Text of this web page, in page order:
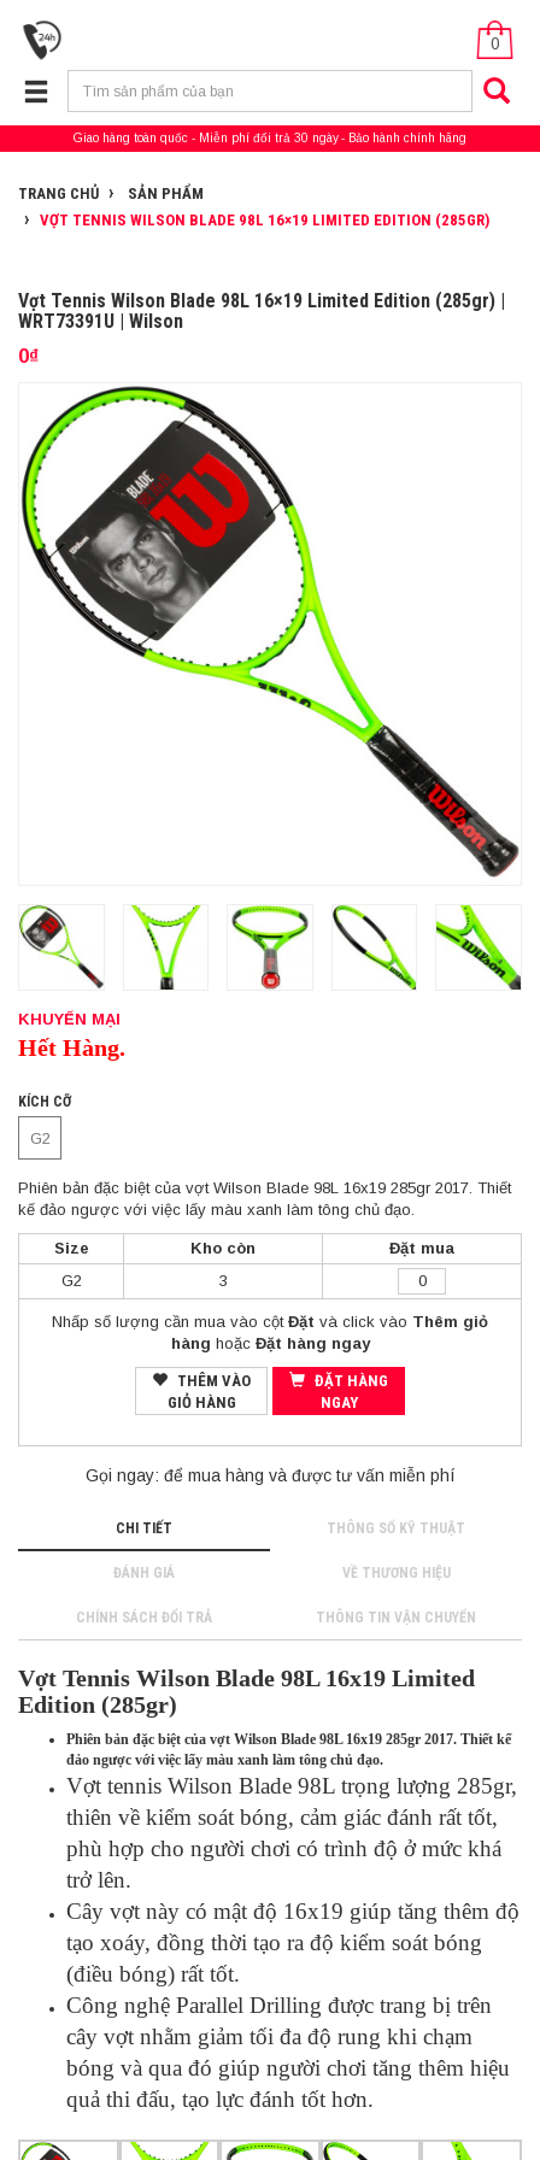
0
Giao hàng toàn quốc Miễn phí đổi trả 30 ngày Bảo hành chính hãng
TRANG CHỦ
SẢN PHẨM
VỢT TENNIS WILSON BLADE 98L 16×19 LIMITED EDITION (285GR)
Vợt Tennis Wilson Blade 98L 16×19 Limited Edition (285gr) |
WRT73391U | Wilson
0₫
KHUYẾN MẠI
Hết Hàng.
KÍCH CỠ
G2
Phiên bản đặc biệt của vợt Wilson Blade 98L 16x19 285gr 2017. Thiết
kế đảo ngược với việc lấy màu xanh làm tông chủ đạo.
Size Kho còn
Đặt mua
G2
3
Nhấp số lượng cần mua vào cột Đặt và click vào Thêm giỏ
hàng hoặc Đặt hàng ngay
GIỎ HÀNG
NGAY
Gọi ngay: để mua hàng và được tư vấn miễn phí
CHI TIẾT THÔNG SỐ KỸ THUẬT
ĐÁNH GIÁ VỀ THƯƠNG HIỆU
CHÍNH SÁCH ĐỔI TRẢ THÔNG TIN VẬN CHUYỂN
Vợt Tennis Wilson Blade 98L 16x19 Limited
Edition (285gr)
Phiên bản đặc biệt của vợt Wilson Blade 98L 16x19 285gr 2017. Thiết kế
đảo ngược với việc lấy màu xanh làm tông chủ đạo.
Vợt tennis Wilson Blade 98L trọng lượng 285gr,
thiên về kiểm soát bóng, cảm giác đánh rất tốt,
phù hợp cho người chơi có trình độ ở mức khá
trở lên.
Cây vợt này có mật độ 16x19 giúp tăng thêm độ
tạo xoáy, đồng thời tạo ra độ kiểm soát bóng
(điều bóng) rất tốt.
Công nghệ Parallel Drilling được trang bị trên
cây vợt nhằm giảm tối đa độ rung khi chạm
bóng và qua đó giúp người chơi tăng thêm hiệu
quả thi đấu, tạo lực đánh tốt hơn.